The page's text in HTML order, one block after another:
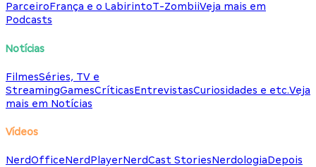
ParceiroFrança e o LabirintoT-ZombiiVeja mais em
Podcasts
Notícias
FilmesSéries, TV e
StreamingGamesCríticasEntrevistasCuriosidades e etc.Veja
mais em Notícias
Vídeos
NerdOfficeNerdPlayerNerdCast StoriesNerdologiaDepois